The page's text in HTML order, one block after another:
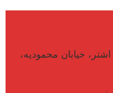
خیابان محمودیه،